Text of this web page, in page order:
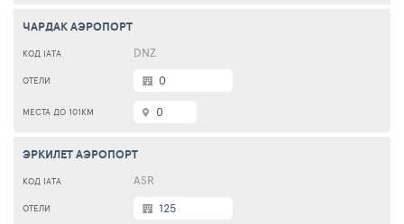
ЧАРДАК АЭРОПОРТ
DNZ
0
0
ЭРКИЛЕТ АЭРОПОРТ
ASR
125